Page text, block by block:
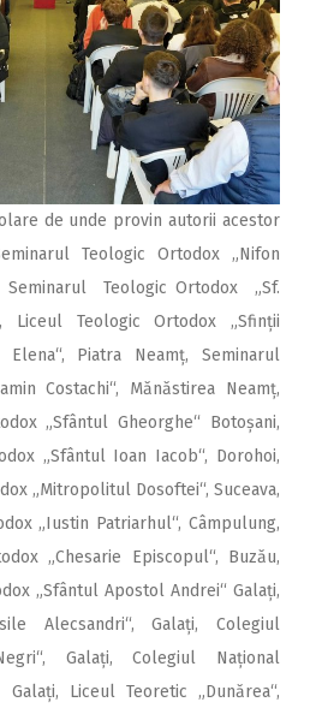
de unde provin autorii acestor
Teologic Ortodox „Nifon
Seminarul Teologic Ortodox „Sf.
Liceul Teologic Ortodox „Sfinții
Piatra Neamț, Seminarul
Costachi“, Mănăstirea Neamț,
„Sfântul Gheorghe“ Botoșani,
„Sfântul Ioan Iacob“, Dorohoi,
„Mitropolitul Dosoftei“, Suceava,
„Iustin Patriarhul“, Câmpulung,
„Chesarie Episcopul“, Buzău,
„Sfântul Apostol Andrei“ Galați,
Alecsandri“, Galați, Colegiul
Galați, Colegiul Național
Galați, Liceul Teoretic „Dunărea“,